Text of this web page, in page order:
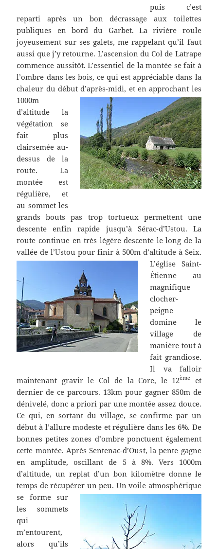
puis c’est
reparti après un bon décrassage aux toilettes
publiques en bord du Garbet. La rivière roule
joyeusement sur ses galets, me rappelant qu’il faut
aussi que j’y retourne. L’ascension du Col de Latrape
commence aussitôt. L’essentiel de la montée se fait à
l’ombre dans les bois, ce qui est appréciable dans la
chaleur du début d’après-midi, et en approchant les
1000m
d’altitude la
végétation se
fait plus
clairsemée au-
dessus de la
route. La
montée est
régulière, et
au sommet les
grands bouts pas trop tortueux permettent une
descente enfin rapide jusqu’à Sérac-d’Ustou. La
route continue en très légère descente le long de la
vallée de l’Ustou pour finir à 500m d’altitude à Seix.
L’église Saint-
Étienne au
magnifique
clocher-
peigne
domine le
village de
manière tout à
fait grandiose.
Il va falloir
maintenant gravir le Col de la Core, le 12ème
et
dernier de ce parcours. 13km pour gagner 850m de
dénivelé, donc a priori par une montée assez douce.
Ce qui, en sortant du village, se confirme par un
début à l’allure modeste et régulière dans les 6%. De
bonnes petites zones d’ombre ponctuent également
cette montée. Après Sentenac-d’Oust, la pente gagne
en amplitude, oscillant de 5 à 8%. Vers 1000m
d’altitude, un replat d’un bon kilomètre donne le
temps de récupérer un peu. Un voile atmosphérique
se forme sur
les sommets
qui
m’entourent,
alors qu’ils